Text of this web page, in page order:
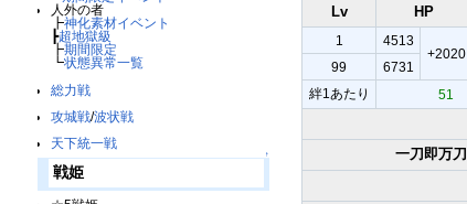
人外の者
┣神化素材イベント
┣超地獄級
┣期間限定
┗状態異常一覧
総力戦
攻城戦/波状戦
天下統一戦
↑
戦姫
Lv
HP
1
4513
+2020
99
6731
絆1あたり
51
一刀即万刀